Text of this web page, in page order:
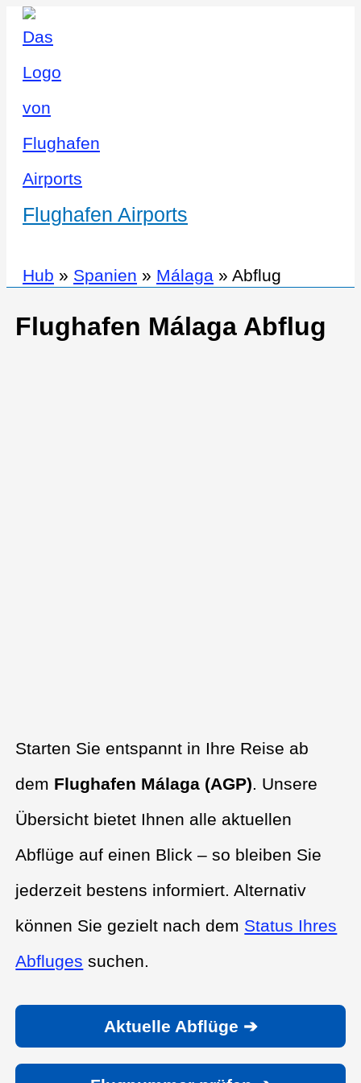
Flughafen Airports
Hub » Spanien » Málaga » Abflug
Flughafen Málaga Abflug
Starten Sie entspannt in Ihre Reise ab
dem Flughafen Málaga (AGP). Unsere
Übersicht bietet Ihnen alle aktuellen
Abflüge auf einen Blick – so bleiben Sie
jederzeit bestens informiert. Alternativ
können Sie gezielt nach dem Status Ihres
Abfluges suchen.
Aktuelle Abflüge ➔